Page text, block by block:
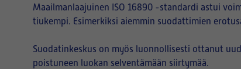
Maailmanlaajuinen ISO 16890 -standardi astui
tiukempi. Esimerkiksi aiemmin suodattimien
Suodatinkeskus on myös luonnollisesti ottanut
poistuneen luokan selventämään siirtymää.